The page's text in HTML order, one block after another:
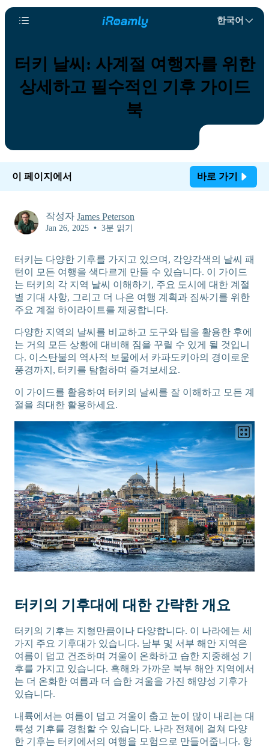
한국어
터키 날씨: 사계절 여행자를 위한
상세하고 필수적인 기후 가이드
북
이 페이지에서 바로 가기
작성자 James Peterson
Jan 26, 2025 • 3분 읽기
터키는 다양한 기후를 가지고 있으며, 각양각색의 날씨 패
턴이 모든 여행을 색다르게 만들 수 있습니다. 이 가이드
는 터키의 각 지역 날씨 이해하기, 주요 도시에 대한 계절
별 기대 사항, 그리고 더 나은 여행 계획과 짐싸기를 위한
주요 계절 하이라이트를 제공합니다.
다양한 지역의 날씨를 비교하고 도구와 팁을 활용한 후에
는 거의 모든 상황에 대비해 짐을 꾸릴 수 있게 될 것입니
다. 이스탄불의 역사적 보물에서 카파도키아의 경이로운
풍경까지, 터키를 탐험하며 즐겨보세요.
이 가이드를 활용하여 터키의 날씨를 잘 이해하고 모든 계
절을 최대한 활용하세요.
터키의 기후대에 대한 간략한 개요
터키의 기후는 지형만큼이나 다양합니다. 이 나라에는 세
가지 주요 기후대가 있습니다. 남부 및 서부 해안 지역은
여름이 덥고 건조하며 겨울이 온화하고 습한 지중해성 기
후를 가지고 있습니다. 흑해와 가까운 북부 해안 지역에서
는 더 온화한 여름과 더 습한 겨울을 가진 해양성 기후가
있습니다.
내륙에서는 여름이 덥고 겨울이 춥고 눈이 많이 내리는 대
륙성 기후를 경험할 수 있습니다. 나라 전체에 걸쳐 다양
한 기후는 터키에서의 여행을 모험으로 만들어줍니다. 항